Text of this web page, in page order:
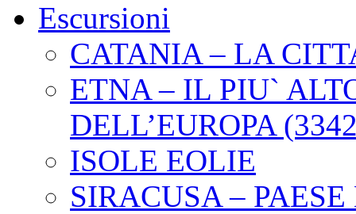
Escursioni
CATANIA – LA
ETNA – IL PIU`
DELL’EUROPA
ISOLE EOLIE
SIRACUSA –